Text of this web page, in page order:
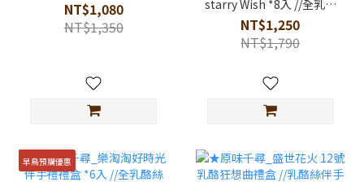
NT$1,080
NT$1,350
starry Wish *8入 //全乳酪
絲伴手禮禮盒
NT$1,250
NT$1,790
早鳥預購優惠